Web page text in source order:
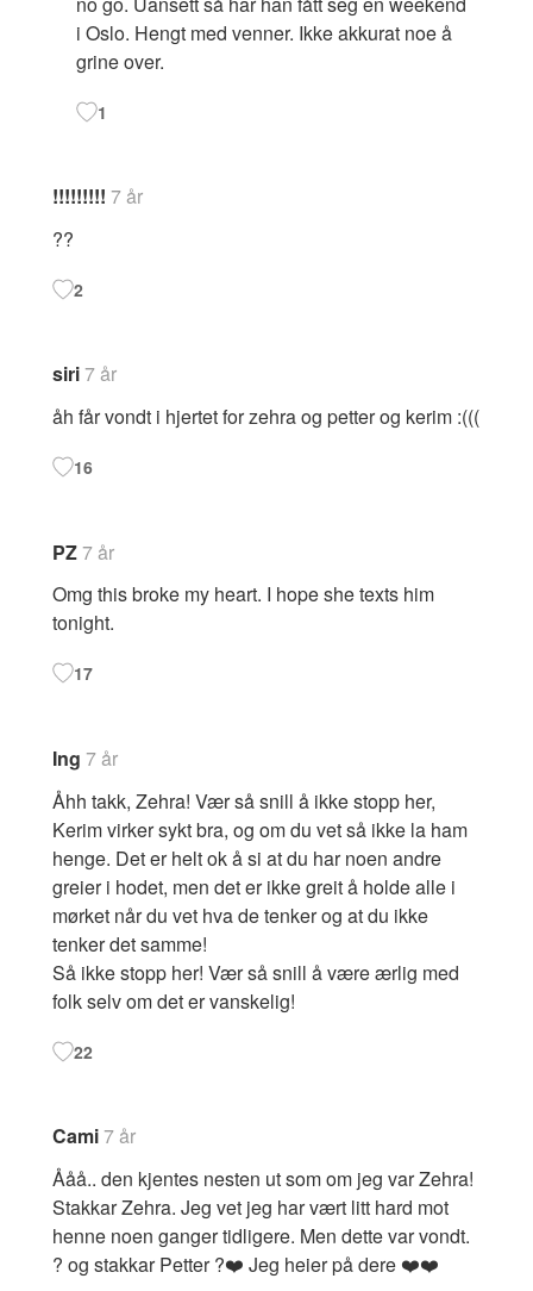
i Oslo. Hengt med venner. Ikke akkurat noe å
grine over.
1
!!!!!!!!! 7 år
??
2
siri7 år
åh får vondt i hjertet for zehra og petter og kerim :(((
16
PZ7 år
Omg this broke my heart. I hope she texts him
tonight.
17
Ing 7 år
Åhh takk, Zehra! Vær så snill å ikke stopp her,
Kerim virker sykt bra, og om du vet så ikke la ham
henge. Det er helt ok å si at du har noen andre
greier i hodet, men det er ikke greit å holde alle i
mørket når du vet hva de tenker og at du ikke
tenker det samme!
Så ikke stopp her! Vær så snill å være ærlig med
folk selv om det er vanskelig!
22
Cami7 år
Ååå.. den kjentes nesten ut som om jeg var Zehra!
Stakkar Zehra. Jeg vet jeg har vært litt hard mot
henne noen ganger tidligere. Men dette var vondt.
? og stakkar Petter ?❤️ Jeg heier på dere ❤️❤️